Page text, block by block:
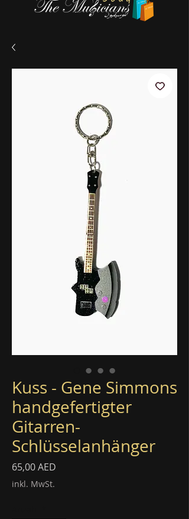
Kuss - Gene Simmons
handgefertigter
Gitarren-
Schlüsselanhänger
65,00 AED
inkl. MwSt.